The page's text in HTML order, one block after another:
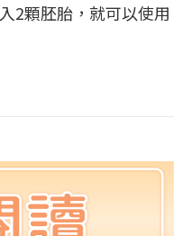
2顆胚胎，就可以使用